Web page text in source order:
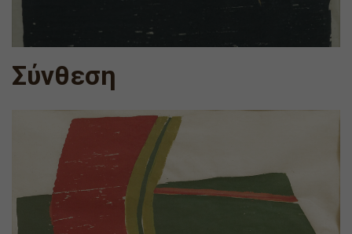
Σύνθεση